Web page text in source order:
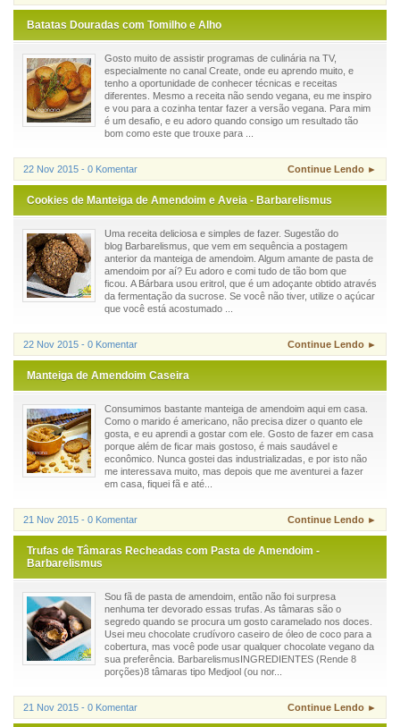
Batatas Douradas com Tomilho e Alho
Gosto muito de assistir programas de culinária na TV,
especialmente no canal Create, onde eu aprendo muito, e
tenho a oportunidade de conhecer técnicas e receitas
diferentes. Mesmo a receita não sendo vegana, eu me inspiro
e vou para a cozinha tentar fazer a versão vegana. Para mim
é um desafio, e eu adoro quando consigo um resultado tão
bom como este que trouxe para ...
22 Nov 2015 - 0 Komentar Continue Lendo ►
Cookies de Manteiga de Amendoim e Aveia - Barbarelismus
Uma receita deliciosa e simples de fazer. Sugestão do
blog Barbarelismus, que vem em sequência a postagem
anterior da manteiga de amendoim. Algum amante de pasta de
amendoim por aí? Eu adoro e comi tudo de tão bom que
ficou. A Bárbara usou eritrol, que é um adoçante obtido através
da fermentação da sucrose. Se você não tiver, utilize o açúcar
que você está acostumado ...
22 Nov 2015 - 0 Komentar Continue Lendo ►
Manteiga de Amendoim Caseira
Consumimos bastante manteiga de amendoim aqui em casa.
Como o marido é americano, não precisa dizer o quanto ele
gosta, e eu aprendi a gostar com ele. Gosto de fazer em casa
porque além de ficar mais gostoso, é mais saudável e
econômico. Nunca gostei das industrializadas, e por isto não
me interessava muito, mas depois que me aventurei a fazer
em casa, fiquei fã e até...
21 Nov 2015 - 0 Komentar Continue Lendo ►
Trufas de Tâmaras Recheadas com Pasta de Amendoim -
Barbarelismus
Sou fã de pasta de amendoim, então não foi surpresa
nenhuma ter devorado essas trufas. As tâmaras são o
segredo quando se procura um gosto caramelado nos doces.
Usei meu chocolate crudívoro caseiro de óleo de coco para a
cobertura, mas você pode usar qualquer chocolate vegano da
sua preferência. BarbarelismusINGREDIENTES (Rende 8
porções)8 tâmaras tipo Medjool (ou nor...
21 Nov 2015 - 0 Komentar Continue Lendo ►